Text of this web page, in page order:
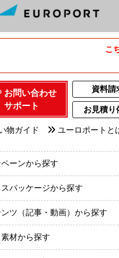
こ
お問い合わせ
サポート
資料請
お見積り
物ガイド ユーロポートと
ーンから探す
スパッケージから探す
ンツ（記事・動画）から探す
材から探す